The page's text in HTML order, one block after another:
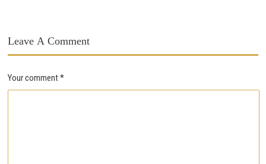
Leave A Comment
Your comment*